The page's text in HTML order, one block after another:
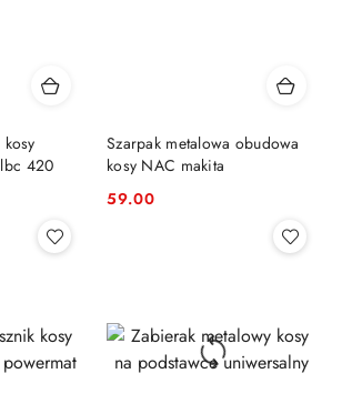
420
Szarpak metalowa obudowa
kosy NAC makita
Cena:
59.00